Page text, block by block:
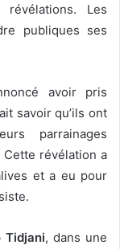
Les
publiques ses
avoir pris
savoir qu’ils ont
parrainages
révélation a
et a eu pour
Tidjani, dans une